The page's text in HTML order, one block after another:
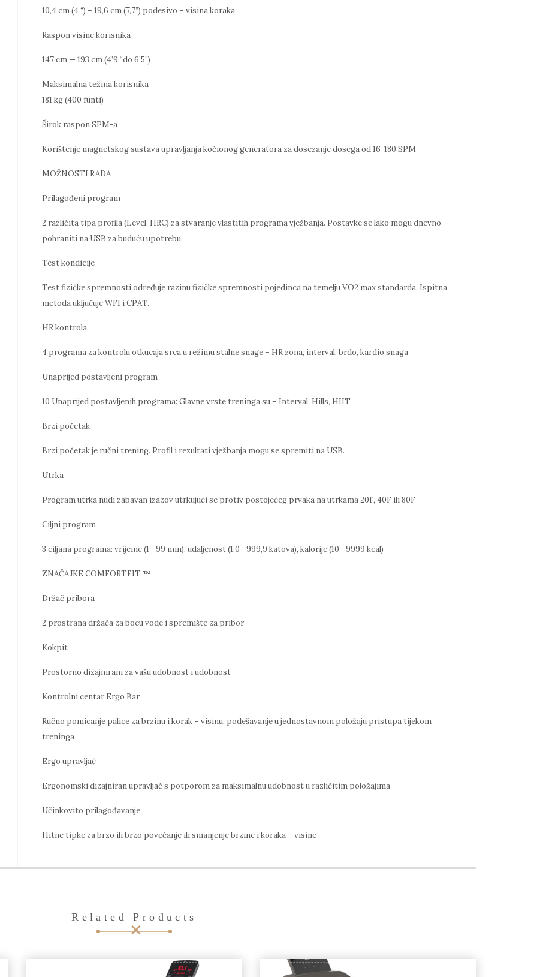
10,4 cm (4 “) – 19,6 cm (7,7”) podesivo – visina koraka
Raspon visine korisnika
147 cm — 193 cm (4’9 “do 6’5”)
Maksimalna težina korisnika
181 kg (400 funti)
Širok raspon SPM-a
Korištenje magnetskog sustava upravljanja kočionog generatora za dosezanje dosega od 16-180 SPM
MOŽNOSTI RADA
Prilagođeni program
2 različita tipa profila (Level, HRC) za stvaranje vlastitih programa vježbanja. Postavke se lako mogu dnevno
pohraniti na USB za buduću upotrebu.
Test kondicije
Test fizičke spremnosti određuje razinu fizičke spremnosti pojedinca na temelju VO2 max standarda. Ispitna
metoda uključuje WFI i CPAT.
HR kontrola
4 programa za kontrolu otkucaja srca u režimu stalne snage – HR zona, interval, brdo, kardio snaga
Unaprijed postavljeni program
10 Unaprijed postavljenih programa: Glavne vrste treninga su – Interval, Hills, HIIT
Brzi početak
Brzi početak je ručni trening. Profil i rezultati vježbanja mogu se spremiti na USB.
Utrka
Program utrka nudi zabavan izazov utrkujući se protiv postojećeg prvaka na utrkama 20F, 40F ili 80F
Ciljni program
3 ciljana programa: vrijeme (1—99 min), udaljenost (1,0—999,9 katova), kalorije (10—9999 kcal)
ZNAČAJKE COMFORTFIT ™
Držač pribora
2 prostrana držača za bocu vode i spremište za pribor
Kokpit
Prostorno dizajnirani za vašu udobnost i udobnost
Kontrolni centar Ergo Bar
Ručno pomicanje palice za brzinu i korak – visinu, podešavanje u jednostavnom položaju pristupa tijekom
treninga
Ergo upravljač
Ergonomski dizajniran upravljač s potporom za maksimalnu udobnost u različitim položajima
Učinkovito prilagođavanje
Hitne tipke za brzo ili brzo povećanje ili smanjenje brzine i koraka – visine
Related Products